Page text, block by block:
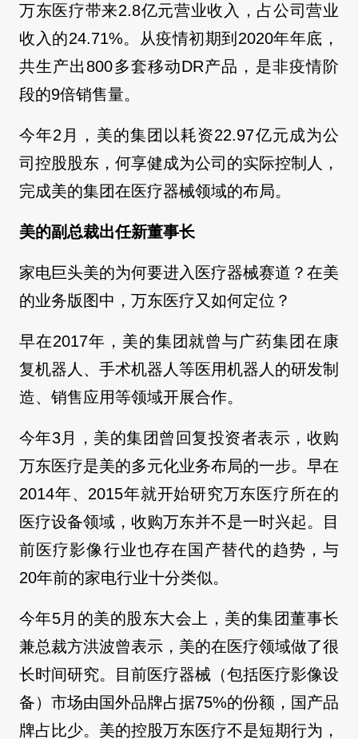
万东医疗带来2.8亿元营业收入，占公司营业
收入的24.71%。从疫情初期到2020年年底，
共生产出800多套移动DR产品，是非疫情阶
段的9倍销售量。
今年2月，美的集团以耗资22.97亿元成为公
司控股股东，何享健成为公司的实际控制人，
完成美的集团在医疗器械领域的布局。
美的副总裁出任新董事长
家电巨头美的为何要进入医疗器械赛道？在美
的业务版图中，万东医疗又如何定位？
早在2017年，美的集团就曾与广药集团在康
复机器人、手术机器人等医用机器人的研发制
造、销售应用等领域开展合作。
今年3月，美的集团曾回复投资者表示，收购
万东医疗是美的多元化业务布局的一步。早在
2014年、2015年就开始研究万东医疗所在的
医疗设备领域，收购万东并不是一时兴起。目
前医疗影像行业也存在国产替代的趋势，与
20年前的家电行业十分类似。
今年5月的美的股东大会上，美的集团董事长
兼总裁方洪波曾表示，美的在医疗领域做了很
长时间研究。目前医疗器械（包括医疗影像设
备）市场由国外品牌占据75%的份额，国产品
牌占比少。美的控股万东医疗不是短期行为，